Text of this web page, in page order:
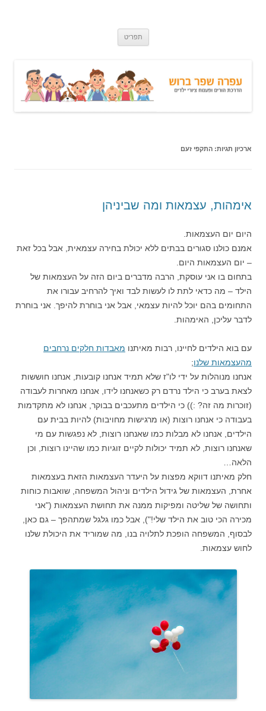
תפריט
ארכיון תגיות: התקפי זעם
אימהות, עצמאות ומה שביניהן
היום יום העצמאות.
אמנם כולנו סגורים בבתים ללא יכולת בחירה עצמאית, אבל בכל זאת
– יום העצמאות היום.
בתחום בו אני עוסקת, הרבה מדברים ביום הזה על העצמאות של
הילד – מה כדאי לתת לו לעשות לבד ואיך להרחיב עבורו את
התחומים בהם יוכל להיות עצמאי, אבל אני בוחרת להיפך. אני בוחרת
לדבר עליכן, האימהות.
עם בוא הילדים לחיינו, רבות מאיתנו מאבדות חלקים נרחבים
מהעצמאות שלנו;
אנחנו מנוהלות על ידי לו"ז שלא תמיד אנחנו קובעות, אנחנו חוששות
לצאת בערב כי הילד נרדם רק כשאנחנו לידו, אנחנו מאחרות לעבודה
(זוכרות מה זה? :)) כי הילדים מתעכבים בבוקר, אנחנו לא מתקדמות
בעבודה כי אנחנו רוצות (או מרגישות מחויבות) להיות בבית עם
הילדים, אנחנו לא מבלות כמו שאנחנו רוצות, לא נפגשות עם מי
שאנחנו רוצות, לא תמיד יכולות לקיים זוגיות כמו שהיינו רוצות, וכן
הלאה…
חלק מאיתנו דווקא מפצות על היעדר העצמאות הזאת בעצמאות
אחרת, העצמאות של גידול הילדים וניהול המשפחה, שואבות כוחות
ותחושה של שליטה ומפיקות ממנה את תחושת העצמאות ("אני
מכירה הכי טוב את הילד שלי!"), אבל כמו גלגל שמתהפך – גם כאן,
לבסוף, המשפחה הופכת לתלויה בנו, מה שמוריד את היכולת שלנו
לחוש עצמאות.